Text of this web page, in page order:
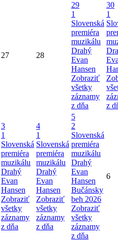
27 28
29
1
Slovenská
premiéra
muzikálu
Drahý
Evan
Hansen
Zobraziť
všetky
záznamy
z dňa
30
1
z
3
1
Slovenská
premiéra
muzikálu
Drahý
Evan
Hansen
Zobraziť
všetky
záznamy
z dňa
4
1
Slovenská
premiéra
muzikálu
Drahý
Evan
Hansen
Zobraziť
všetky
záznamy
z dňa
5
2
Slovenská
premiéra
muzikálu
Drahý
Evan
Hansen
Bučánsky
beh 2026
Zobraziť
všetky
záznamy
z dňa
6